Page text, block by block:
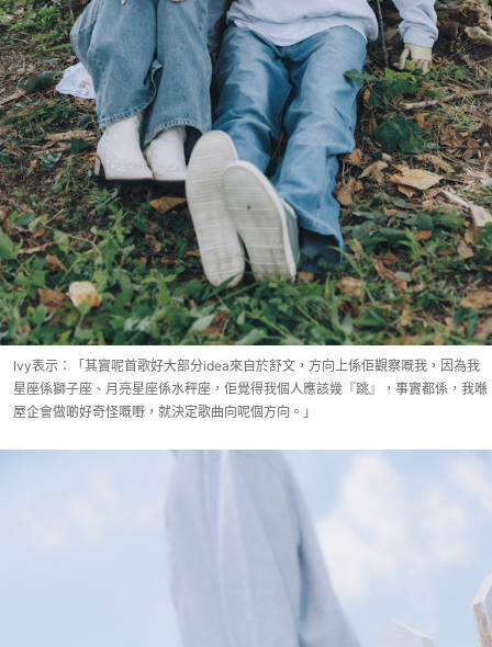
Ivy表示：「其實呢首歌好大部分idea來自於舒文，方向上係佢觀察嘅我，因為我
星座係獅子座、月亮星座係水秤座，佢覺得我個人應該幾『跳』，事實都係，我喺
屋企會做啲好奇怪嘅嘢，就決定歌曲向呢個方向。」